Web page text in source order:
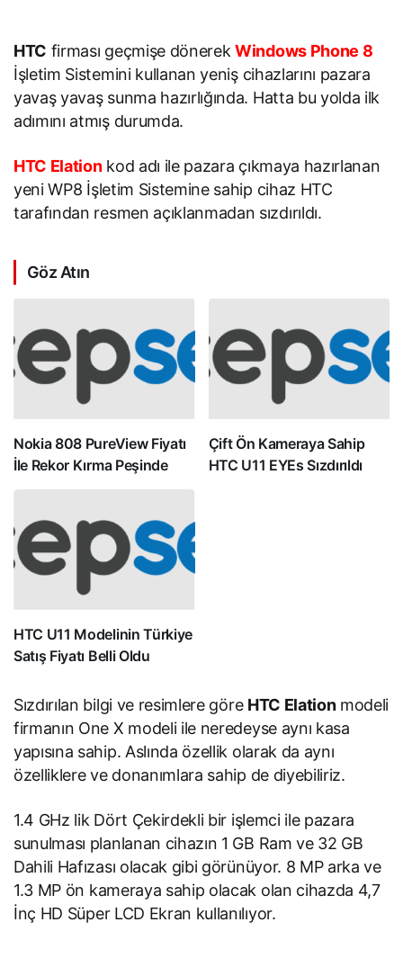
HTC firması geçmişe dönerekWindows Phone 8
İşletim Sistemini kullanan yeniş cihazlarını pazara
yavaş yavaş sunma hazırlığında. Hatta bu yolda ilk
adımını atmış durumda.
HTC Elationkod adı ile pazara çıkmaya hazırlanan
yeni WP8 İşletim Sistemine sahip cihaz HTC
tarafından resmen açıklanmadan sızdırıldı.
Göz Atın
Nokia 808 PureView Fiyatı
İle Rekor Kırma Peşinde
Çift Ön Kameraya Sahip
HTC U11 EYEs Sızdırıldı
HTC U11 Modelinin Türkiye
Satış Fiyatı Belli Oldu
Sızdırılan bilgi ve resimlere göre HTC Elationmodeli
firmanın One X modeli ile neredeyse aynı kasa
yapısına sahip. Aslında özellik olarak da aynı
özelliklere ve donanımlara sahip de diyebiliriz.
1.4 GHz lik Dört Çekirdekli bir işlemci ile pazara
sunulması planlanan cihazın 1 GB Ram ve 32 GB
Dahili Hafızası olacak gibi görünüyor. 8 MP arka ve
1.3 MP ön kameraya sahip olacak olan cihazda 4,7
İnç HD Süper LCD Ekran kullanılıyor.